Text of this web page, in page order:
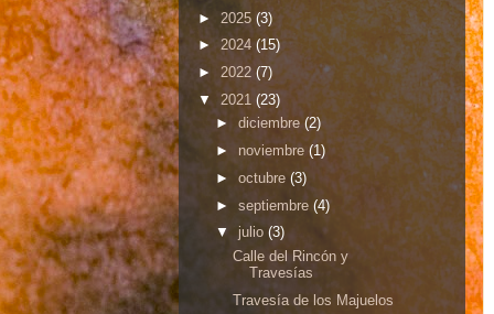
► 2025 (3)
► 2024 (15)
► 2022 (7)
▼ 2021 (23)
► diciembre (2)
► noviembre (1)
► octubre (3)
► septiembre (4)
▼ julio (3)
Calle del Rincón y
Travesías
Travesía de los Majuelos